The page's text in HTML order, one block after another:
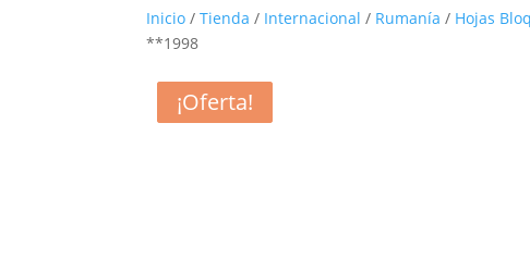
Inicio /Tienda / Internacional / Rumanía / Hojas
**1998
¡Oferta!
¡Oferta!